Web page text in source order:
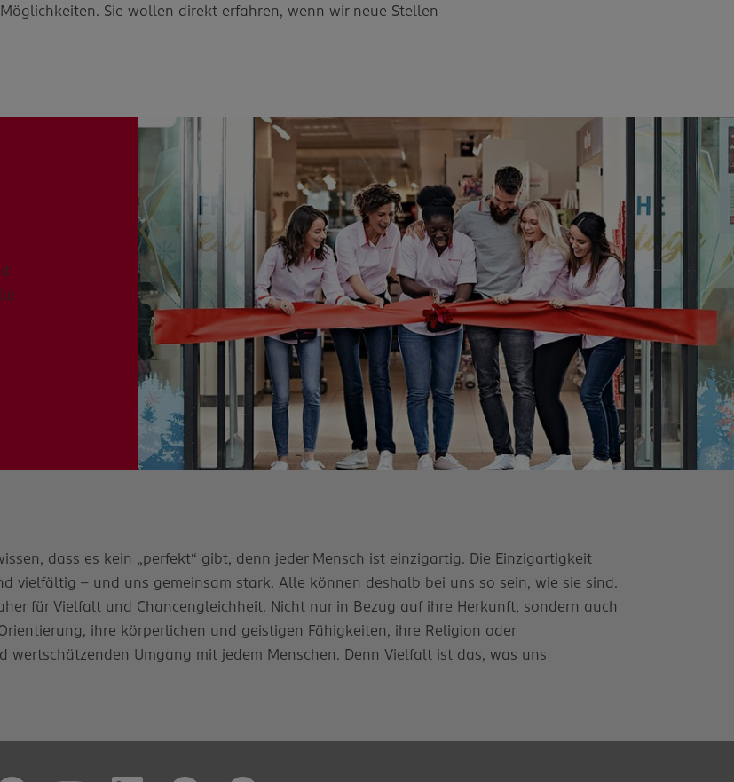
Sie wollen direkt erfahren, wenn wir neue Stellen
dass es kein „perfekt“ gibt, denn jeder Mensch ist einzigartig. Die Einzigartigkeit
vielfältig – und uns gemeinsam stark. Alle können deshalb bei uns so sein, wie sie sind.
für Vielfalt und Chancengleichheit. Nicht nur in Bezug auf ihre Herkunft, sondern auch
ihre körperlichen und geistigen Fähigkeiten, ihre Religion oder
Umgang mit jedem Menschen. Denn Vielfalt ist das, was uns